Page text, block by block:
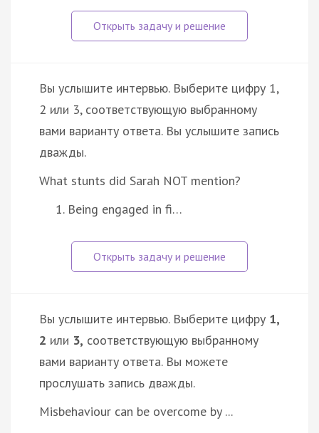
Вы услышите интервью. Выберите цифру 1,
2 или 3, соответствующую выбранному
вами варианту ответа. Вы услышите запись
дважды.
What stunts did Sarah NOT mention?
Being engaged in fi…
Вы услышите интервью. Выберите цифру 1,
2 или 3, соответствующую выбранному
вами варианту ответа. Вы можете
прослушать запись дважды.
Misbehaviour can be overcome by ...